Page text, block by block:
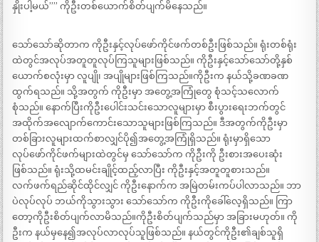
နှိုးပါ့မယ်”” ကိုဦးတစ်ယောက်စိတ်ပျက်မိနေသည်။
သော်သော်ဆိုတာက ကိုဦးနှင့်လုပ်ဖော်ကိုင်ဖက်တစ်ဦးဖြစ်သည်။ ရုံးတစ်ရုံး
ထဲတွင်အလုပ်အတူတူလုပ်ကြသူများဖြစ်သည်။ ကိုဦးနှင့်သော်သော်တို့နှစ်
ယောက်စလုံးမှာ လူပျို၊ အပျိုများဖြစ်ကြသည်။ကိုဦးက နယ်သို့ခဏခဏ
ထွက်ရသည်။ သို့အတွက် ကိုဦးမှာ အတွေ့အကြုံတွေ စုံသင့်သလောက်
စုံသည်။ နောက်ပြီးကိုဦးပေါင်းသင်းသောလူများမှာ စီးပွားရေးဘက်တွင်
အထိုက်အလျောက်ကောင်းသောသူများဖြစ်ကြသည်။ ဒီအတွက်ကိုဦးမှာ
တစ်ခြားလူများထက်စာလျှင်ပို၍အတွေ့အကြုံရှိသည်။ ရုံးမှာရှိသော
လုပ်ဖော်ကိုင်ဖက်များထဲတွင်မှ သော်သော်က ကိုဦးကို ဦးစားအပေးဆုံး
ဖြစ်သည်။ ရုံးသို့ထမင်းချိုင့်ထည့်လာပြီး ကိုဦးနှင့်အတူတူစားသည်။
လက်ဖက်ရည်ဆိုင်ထိုင်လျှင် ကိုဦးနောက်က အမြဲတမ်းကပ်ပါလာသည်။ ဘာ
ပဲလုပ်လုပ် ဘယ်ကိုသွားသွား သော်သော်က ကိုဦးကိုခေါ်လေ့ရှိသည်။ ကြာ
တော့ကိုဦးစိတ်ပျက်လာမိသည်။ကိုဦးစိတ်ပျက်သည်မှာ အခြားမဟုတ်။ ကို
ဦးက နယ်မှနေ၍အလုပ်လာလုပ်သူဖြစ်သည်။ နယ်တွင်ကိုဦး၏ချစ်သူရှိ